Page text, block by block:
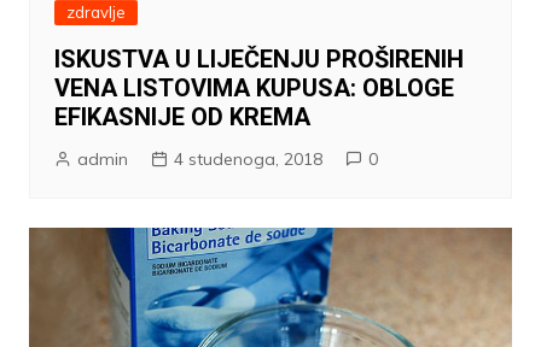
zdravlje
ISKUSTVA U LIJEČENJU PROŠIRENIH
VENA LISTOVIMA KUPUSA: OBLOGE
EFIKASNIJE OD KREMA
admin 4 studenoga, 2018 0